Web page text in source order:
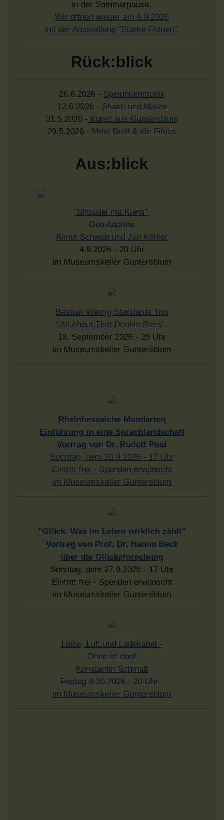
in der Sommerpause.
Wir öffnen wieder am 6.9.2026
mit der Ausstellung "Starke Frauen".
Rück:blick
26.6.2026 - Spelunkenmusik
12.6.2026 - Shakti und Matze
31.5.2026 - Kunst aus Guntersblum
29.5.2026 - Mme Brell & die Filous
Aus:blick
"Shtrudel mit Krem"
Duo Adafina
Almut Schwab und Jan Köhler
4.9.2026 - 20 Uhr
im Museumskeller Guntersblum
Bastian Weinig Standards Trio
"All About That Double Bass"
18. September 2026 - 20 Uhr
im Museumskeller Guntersblum
Rheinhesssiche Mundarten
Einführung in eine Sprachlandschaft
Vortrag von Dr. Rudolf Post
Sonntag, dem 20.9.2026 - 17 Uhr
Eintritt frei - Spenden erwünscht
im Museumskeller Guntersblum
"Glück. Was im Leben wirklich zählt"
Vortrag von Prof. Dr. Hanno Beck
über die Glücksforschung
Sonntag, dem 27.9.2026 - 17 Uhr
Eintritt frei - Spenden erwünscht
im Museumskeller Guntersblum
Liebe, Luft und Ladekabel -
Ohne is' doof
Konstantin Schmidt
Freitag 9.10.2026 - 20 Uhr
im Museumskeller Guntersblum